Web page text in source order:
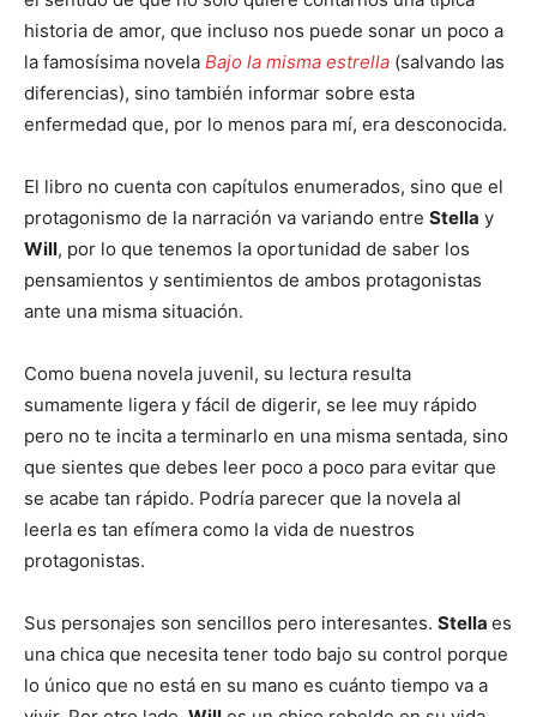
historia de amor, que incluso nos puede sonar un poco a
la famosísima novela Bajo la misma estrella (salvando las
diferencias), sino también informar sobre esta
enfermedad que, por lo menos para mí, era desconocida.
El libro no cuenta con capítulos enumerados, sino que el
protagonismo de la narración va variando entre Stella y
Will, por lo que tenemos la oportunidad de saber los
pensamientos y sentimientos de ambos protagonistas
ante una misma situación.
Como buena novela juvenil, su lectura resulta
sumamente ligera y fácil de digerir, se lee muy rápido
pero no te incita a terminarlo en una misma sentada, sino
que sientes que debes leer poco a poco para evitar que
se acabe tan rápido. Podría parecer que la novela al
leerla es tan efímera como la vida de nuestros
protagonistas.
Sus personajes son sencillos pero interesantes. Stella es
una chica que necesita tener todo bajo su control porque
lo único que no está en su mano es cuánto tiempo va a